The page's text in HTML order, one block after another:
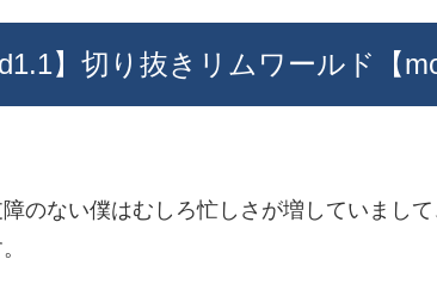
】切り抜きリムワールド【
のない僕はむしろ忙しさが増していまし